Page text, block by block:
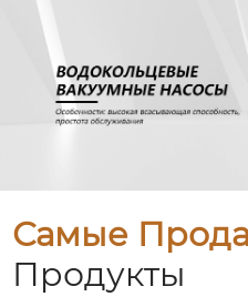
Самые
Продукты